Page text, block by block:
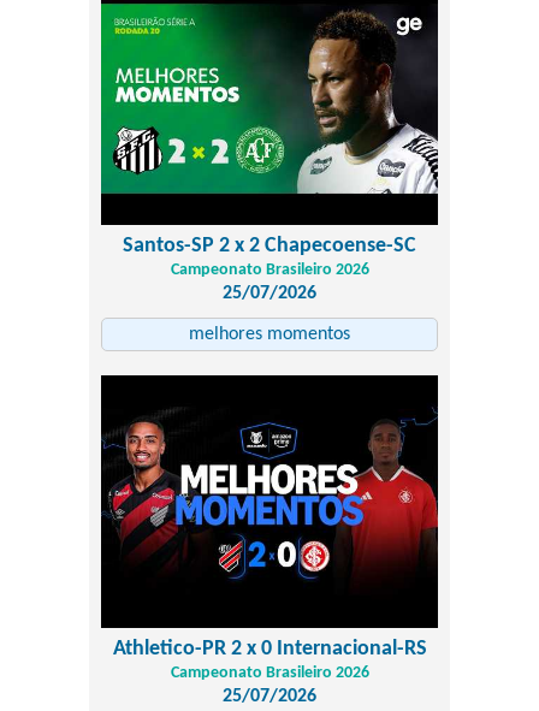
Santos-SP 2 x 2 Chapecoense-SC
Campeonato Brasileiro 2026
25/07/2026
melhores momentos
Athletico-PR 2 x 0 Internacional-RS
Campeonato Brasileiro 2026
25/07/2026